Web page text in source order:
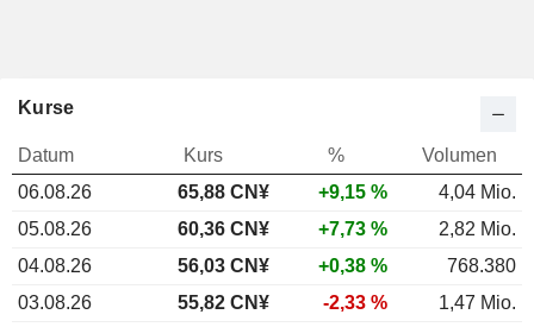
Kurse
Datum Kurs %
Volumen
06.08.26
65,88 CN¥ +9,15 %
4,04 Mio.
05.08.26
60,36 CN¥ +7,73 %
2,82 Mio.
04.08.26
56,03 CN¥ +0,38 %
768.380
03.08.26
55,82 CN¥ -2,33 %
1,47 Mio.